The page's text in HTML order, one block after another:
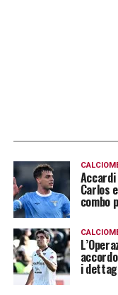
Carlos
combo
i